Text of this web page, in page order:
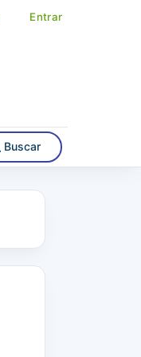
Buscar
Entrar